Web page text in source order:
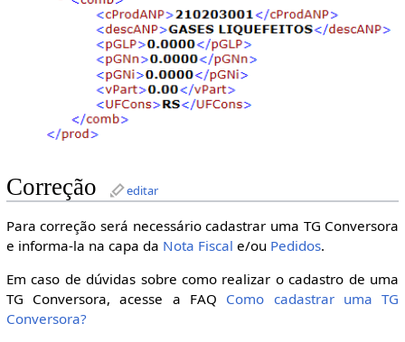
Correção editar
Para correção será necessário cadastrar uma TG Conversora
e informa-la na capa da Nota Fiscal e/ou Pedidos.
Em caso de dúvidas sobre como realizar o cadastro de uma
TG Conversora, acesse a FAQ Como cadastrar uma TG
Conversora?